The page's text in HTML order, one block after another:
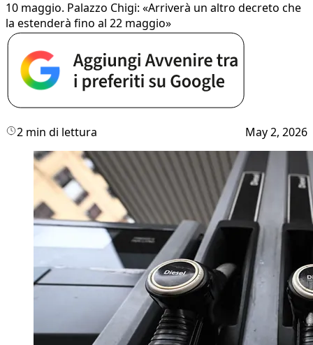
10 maggio. Palazzo Chigi: «Arriverà un altro decreto che
la estenderà fino al 22 maggio»
2 min di lettura May 2, 2026